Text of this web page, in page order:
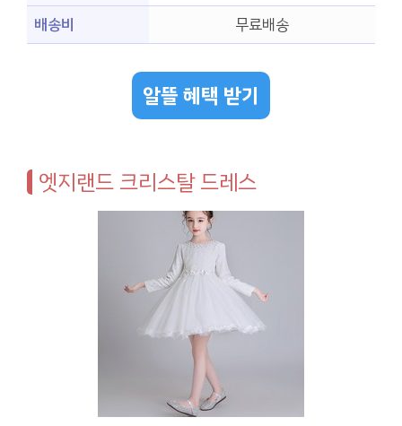
배송비
무료배송
알뜰 혜택 받기
엣지랜드 크리스탈 드레스